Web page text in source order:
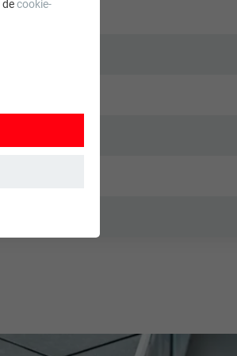
decookie-
gebruikt.